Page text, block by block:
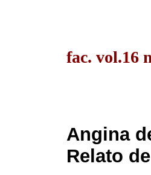
fac. vol.16
Angina
Relato